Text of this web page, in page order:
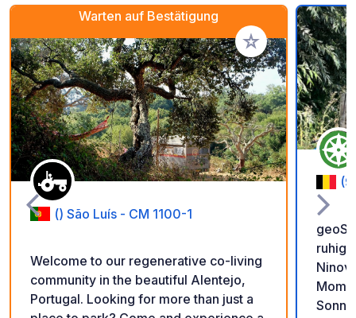
Warten auf Bestätigung
Zu Ihren Favoriten
() São Luís - CM 1100-1
Welcome to our regenerative co-living
community in the beautiful Alentejo,
Portugal. Looking for more than just a